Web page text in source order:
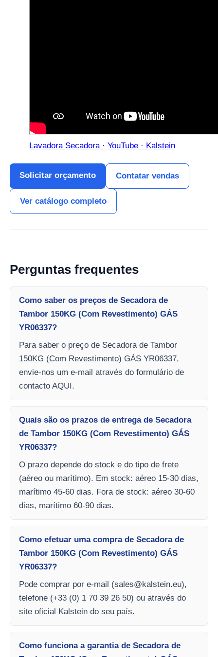
Lavadora Secadora · YouTube · Kalstein
Solicitar orçamento Contatar vendas
Ver catálogo completo
Perguntas frequentes
Como saber os preços de Secadora de
Tambor 150KG (Com Revestimento) GÁS
YR06337?
Para saber o preço de Secadora de Tambor
150KG (Com Revestimento) GÁS YR06337,
envie-nos um e-mail através do formulário de
contacto AQUI.
Quais são os prazos de entrega de Secadora
de Tambor 150KG (Com Revestimento) GÁS
YR06337?
O prazo depende do stock e do tipo de frete
(aéreo ou marítimo). Em stock: aéreo 15-30 dias,
marítimo 45-60 dias. Fora de stock: aéreo 30-60
dias, marítimo 60-90 dias.
Como efetuar uma compra de Secadora de
Tambor 150KG (Com Revestimento) GÁS
YR06337?
Pode comprar por e-mail (sales@kalstein.eu),
telefone (+33 (0) 1 70 39 26 50) ou através do
site oficial Kalstein do seu país.
Como funciona a garantia de Secadora de